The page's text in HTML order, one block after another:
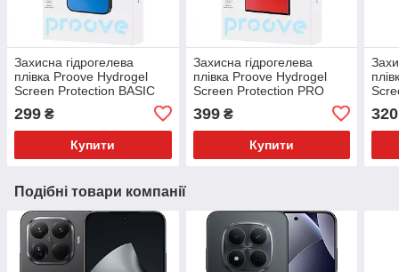
Захисна гідрогелева
плівка Proove Hydrogel
Screen Protection BASIC
299 ₴
Купити
Захисна гідрогелева
плівка Proove Hydrogel
Screen Protection PRO
399₴
Купити
320
Подібні товари компанії